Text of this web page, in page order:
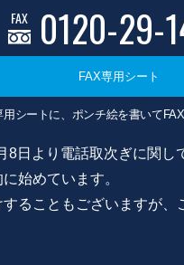
FAX 0120-29-
FAX専用シート
用シートに、ポンチ絵を書いて
8日より電話取次ぎに関し
始めています。
ることもございますが、